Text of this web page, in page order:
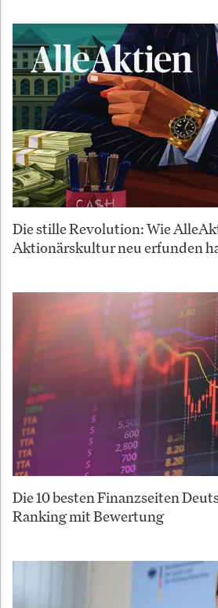
Die stille Revolution: Wie
Aktionärskultur neu erfunden
Die 10 besten Finanzseiten
Ranking mit Bewertung